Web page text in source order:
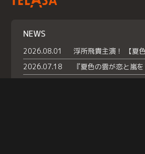
NEWS
2026.08.01
2026.07.18